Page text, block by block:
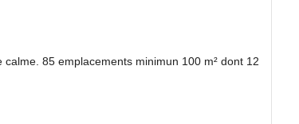
85 emplacements minimun 100 m² dont 12